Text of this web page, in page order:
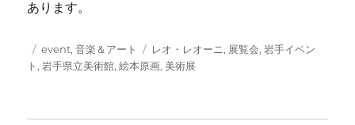
あります。
投
稿
カ
テ
event,音楽＆アート
タ
グ
レオ・レオーニ, 展覧会,岩手イベン
ト,岩手県立美術館,絵本原画, 美術展